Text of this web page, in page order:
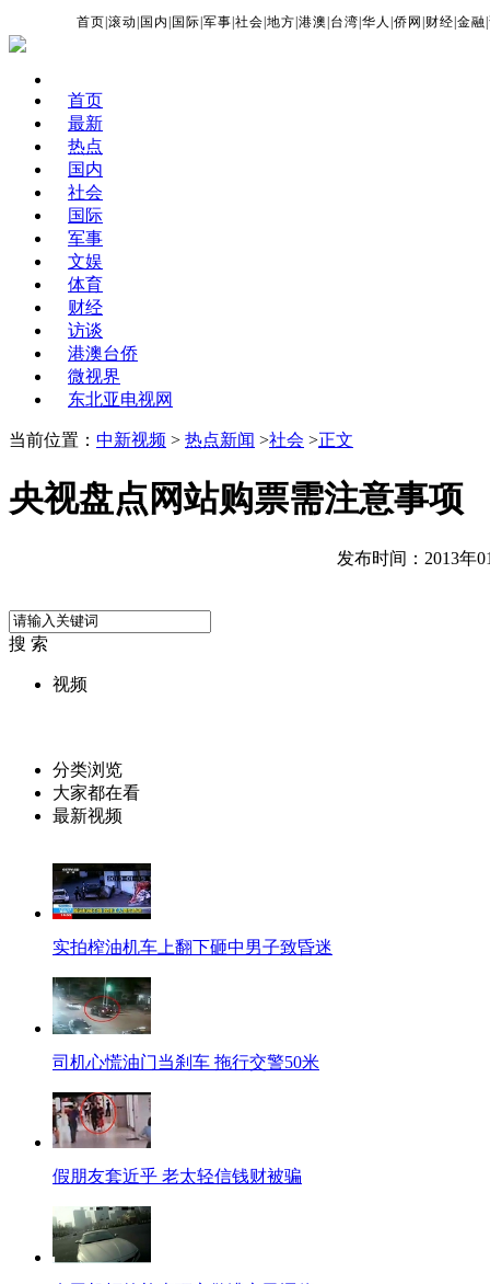
首页 |滚动 国内 国际 |军事 |社会 |地方 |港澳 台湾 |华人 |侨网 财经 |金融 |
首页
最新
热点
国内
社会
国际
军事
文娱
体育
财经
访谈
港澳台侨
微视界
东北亚电视网
当前位置： 中新视频 > 热点新闻 >社会 >正文
央视盘点网站购票需注意事项
发布时间：2013年
搜 索
视频
分类浏览
大家都在看
最新视频
实拍榨油机车上翻下砸中男子致昏迷
司机心慌油门当刹车 拖行交警50米
假朋友套近乎 老太轻信钱财被骗